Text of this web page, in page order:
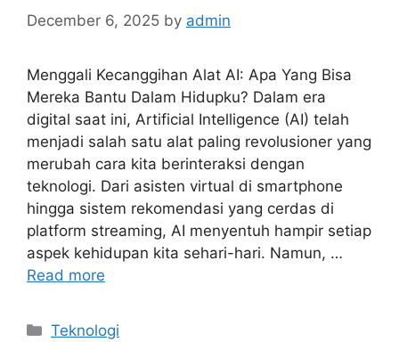
December 6, 2025 by admin
Menggali Kecanggihan Alat AI: Apa Yang Bisa
Mereka Bantu Dalam Hidupku? Dalam era
digital saat ini, Artificial Intelligence (AI) telah
menjadi salah satu alat paling revolusioner yang
merubah cara kita berinteraksi dengan
teknologi. Dari asisten virtual di smartphone
hingga sistem rekomendasi yang cerdas di
platform streaming, AI menyentuh hampir setiap
aspek kehidupan kita sehari-hari. Namun, …
Read more
Categories
Teknologi